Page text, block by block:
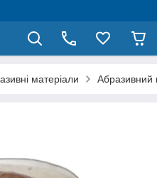
матеріали Абразивний